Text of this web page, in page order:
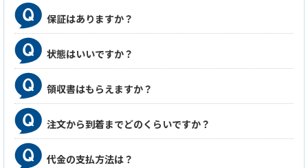
保証はありますか？
状態はいいですか？
領収書はもらえますか？
注文から到着までどのくらいですか？
代金の支払方法は？